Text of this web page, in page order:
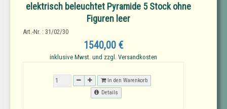
elektrisch beleuchtet Pyramide 5 Stock ohne
Figuren leer
Art.-Nr. : 31/02/30
1540,00 €
inklusive Mwst. und zzgl. Versandkosten
In den Warenkorb
Details